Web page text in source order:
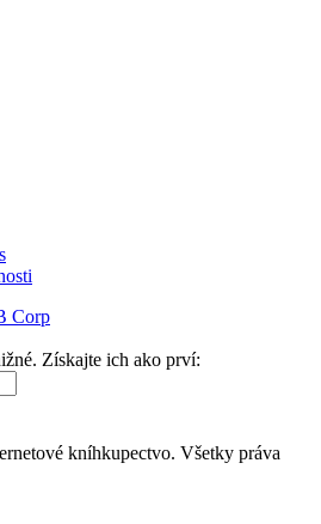
Corp
Získajte ich ako prví:
kníhkupectvo. Všetky práva